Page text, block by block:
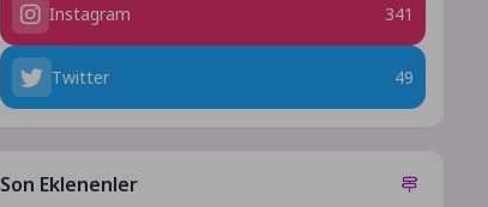
Instagram 341
Twitter 49
Son Eklenenler